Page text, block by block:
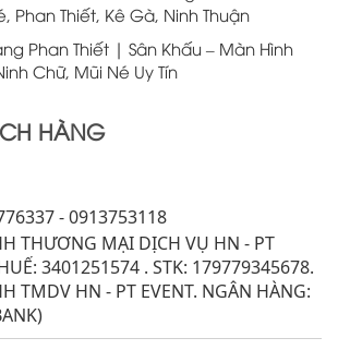
Phan Thiết, Kê Gà, Ninh Thuận
Phan Thiết | Sân Khấu – Màn Hình
Chữ, Mũi Né Uy Tín
HÀNG
- 0913753118
THƯƠNG MẠI DỊCH VỤ HN - PT
3401251574 . STK: 179779345678.
TMDV HN - PT EVENT. NGÂN HÀNG: